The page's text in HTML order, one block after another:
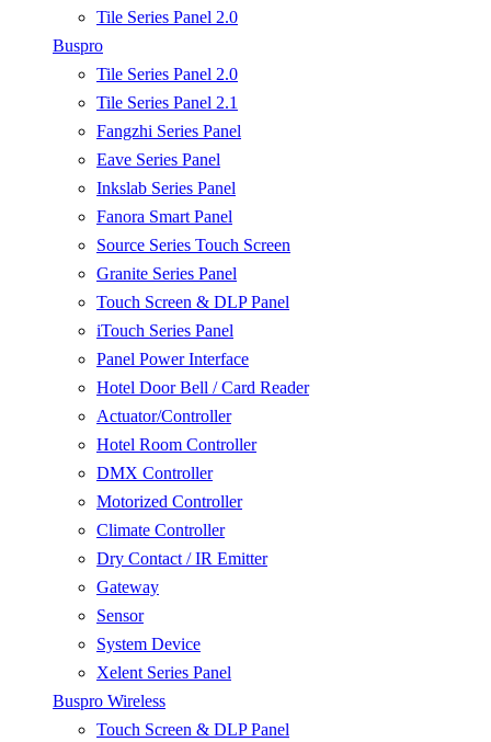
Tile Series Panel 2.0
Buspro
Tile Series Panel 2.0
Tile Series Panel 2.1
Fangzhi Series Panel
Eave Series Panel
Inkslab Series Panel
Fanora Smart Panel
Source Series Touch Screen
Granite Series Panel
Touch Screen & DLP Panel
iTouch Series Panel
Panel Power Interface
Hotel Door Bell / Card Reader
Actuator/Controller
Hotel Room Controller
DMX Controller
Motorized Controller
Climate Controller
Dry Contact / IR Emitter
Gateway
Sensor
System Device
Xelent Series Panel
Buspro Wireless
Touch Screen & DLP Panel